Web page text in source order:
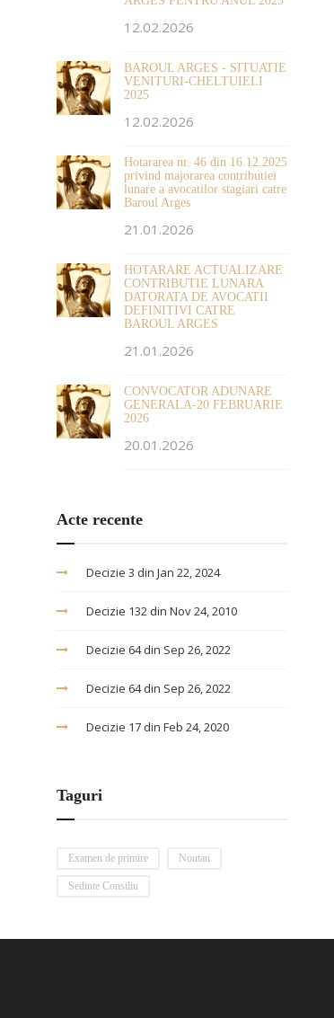
12.02.2026
BAROUL ARGES - SITUATIE
VENITURI-CHELTUIELI
2025
12.02.2026
Hotararea nr. 46 din 16.12.2025
privind majorarea contributiei
lunare a avocatilor stagiari catre
Baroul Arges
21.01.2026
HOTARARE ACTUALIZARE
CONTRIBUTIE LUNARA
DATORATA DE AVOCATII
DEFINITIVI CATRE
BAROUL ARGES
21.01.2026
CONVOCATOR ADUNARE
GENERALA-20 FEBRUARIE
2026
20.01.2026
Acte recente
Decizie 3 din Jan 22, 2024
Decizie 132 din Nov 24, 2010
Decizie 64 din Sep 26, 2022
Decizie 64 din Sep 26, 2022
Decizie 17 din Feb 24, 2020
Taguri
Examen de primire Noutati
Sedinte Consiliu